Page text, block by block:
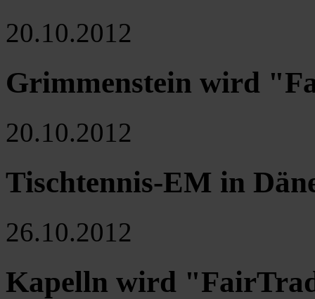
20.10.2012
Grimmenstein wird
20.10.2012
Tischtennis-EM in
26.10.2012
Kapelln wird